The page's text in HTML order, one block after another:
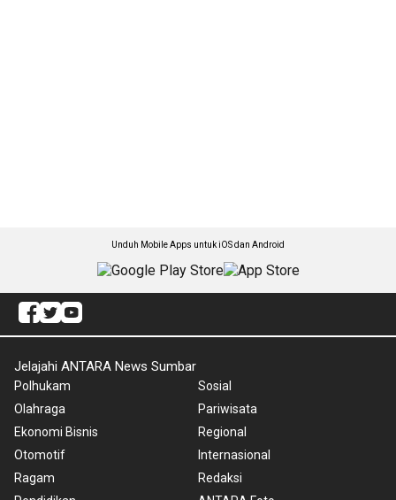
Unduh Mobile Apps untuk iOS dan Android
Jelajahi ANTARA News Sumbar
Polhukam
Olahraga
Ekonomi Bisnis
Otomotif
Ragam
Sosial
Pariwisata
Regional
Internasional
Redaksi